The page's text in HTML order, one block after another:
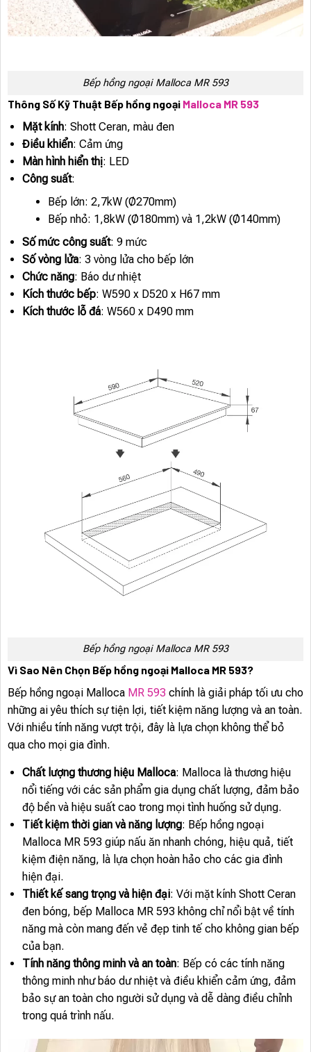
Bếp hồng ngoại Malloca MR 593
Thông Số Kỹ Thuật Bếp hồng ngoại Malloca MR 593
Mặt kính: Shott Ceran, màu đen
Điều khiển: Cảm ứng
Màn hình hiển thị: LED
Công suất:
Bếp lớn: 2,7kW (Ø270mm)
Bếp nhỏ: 1,8kW (Ø180mm) và 1,2kW (Ø140mm)
Số mức công suất: 9 mức
Số vòng lửa: 3 vòng lửa cho bếp lớn
Chức năng: Báo dư nhiệt
Kích thước bếp: W590 x D520 x H67 mm
Kích thước lỗ đá: W560 x D490 mm
Bếp hồng ngoại Malloca MR 593
Vì Sao Nên Chọn Bếp hồng ngoại Malloca MR 593?
Bếp hồng ngoại Malloca MR 593 chính là giải pháp tối ưu cho
những ai yêu thích sự tiện lợi, tiết kiệm năng lượng và an toàn.
Với nhiều tính năng vượt trội, đây là lựa chọn không thể bỏ
qua cho mọi gia đình.
Chất lượng thương hiệu Malloca: Malloca là thương hiệu
nổi tiếng với các sản phẩm gia dụng chất lượng, đảm bảo
độ bền và hiệu suất cao trong mọi tình huống sử dụng.
Tiết kiệm thời gian và năng lượng: Bếp hồng ngoại
Malloca MR 593 giúp nấu ăn nhanh chóng, hiệu quả, tiết
kiệm điện năng, là lựa chọn hoàn hảo cho các gia đình
hiện đại.
Thiết kế sang trọng và hiện đại: Với mặt kính Shott Ceran
đen bóng, bếp Malloca MR 593 không chỉ nổi bật về tính
năng mà còn mang đến vẻ đẹp tinh tế cho không gian bếp
của bạn.
Tính năng thông minh và an toàn: Bếp có các tính năng
thông minh như báo dư nhiệt và điều khiển cảm ứng, đảm
bảo sự an toàn cho người sử dụng và dễ dàng điều chỉnh
trong quá trình nấu.